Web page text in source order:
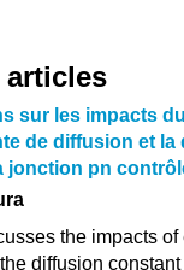
articles
sur les impacts
de diffusion et
jonction pn
the impacts
diffusion